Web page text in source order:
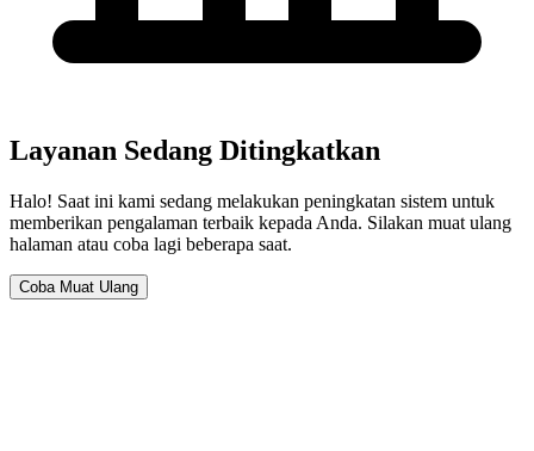
Layanan Sedang Ditingkatkan
Halo! Saat ini kami sedang melakukan peningkatan sistem untuk
memberikan pengalaman terbaik kepada Anda. Silakan muat ulang
halaman atau coba lagi beberapa saat.
Coba Muat Ulang